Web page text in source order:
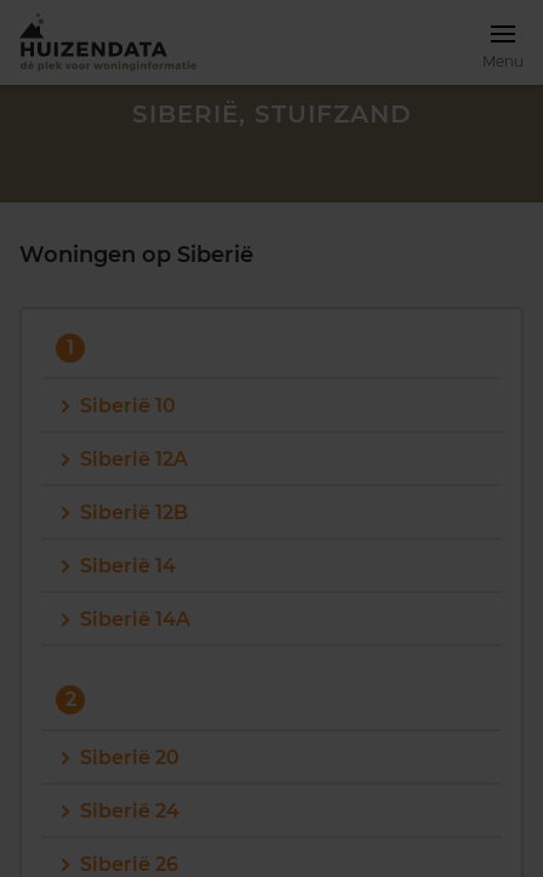
Menu
SIBERIË, STUIFZAND
Woningen op Siberië
1
Siberië 10
Siberië 12A
Siberië 12B
Siberië 14
Siberië 14A
2
Siberië 20
Siberië 24
Siberië 26